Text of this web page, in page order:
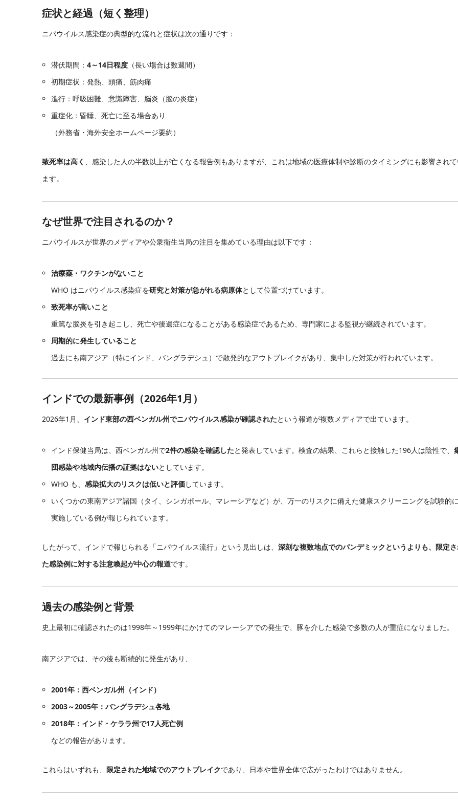
症状と経過（短く整理）
ニパウイルス感染症の典型的な流れと症状は次の通りです：
潜伏期間：4～14日程度 （長い場合は数週間）
初期症状：発熱、頭痛、筋肉痛
進行：呼吸困難、意識障害、脳炎（脳の炎症）
重症化：昏睡、死亡に至る場合あり
（外務省・海外安全ホームページ要約）
致死率は高く 、感染した人の半数以上が亡くなる報告例もありますが、これは地域の医療体制や診断のタイミングにも影響され
ます。
なぜ世界で注目されるのか？
ニパウイルスが世界のメディアや公衆衛生当局の注目を集めている理由は以下です：
治療薬・ワクチンがないこと
WHO はニパウイルス感染症を研究と対策が急がれる病原体として位置づけています。
致死率が高いこと
重篤な脳炎を引き起こし、死亡や後遺症になることがある感染症であるため、専門家による監視が継続されています。
周期的に発生していること
過去にも南アジア（特にインド、バングラデシュ）で散発的なアウトブレイクがあり、集中した対策が行われています。
インドでの最新事例（2026年1月）
2026年1月、 インド東部の西ベンガル州でニパウイルス感染が確認されたという報道が複数メディアで出ています。
インド保健当局は、西ベンガル州で2件の感染を確認したと発表しています。検査の結果、これらと接触した196人は陰性で、
団感染や地域内伝播の証拠はないとしています。
WHO も、感染拡大のリスクは低いと評価しています。
いくつかの東南アジア諸国（タイ、シンガポール、マレーシアなど）が、万一のリスクに備えた健康スクリーニングを試験的
実施している例が報じられています。
したがって、インドで報じられる「ニパウイルス流行」という見出しは、 深刻な複数地点でのパンデミックというよりも、限定
た感染例に対する注意喚起が中心の報道です。
過去の感染例と背景
史上最初に確認されたのは1998年～1999年にかけてのマレーシアでの発生で、豚を介した感染で多数の人が重症になりました。
南アジアでは、その後も断続的に発生があり、
2001年：西ベンガル州（インド）
2003～2005年：バングラデシュ各地
2018年：インド・ケララ州で17人死亡例
などの報告があります。
これらはいずれも、 限定された地域でのアウトブレイクであり、日本や世界全体で広がったわけではありません。